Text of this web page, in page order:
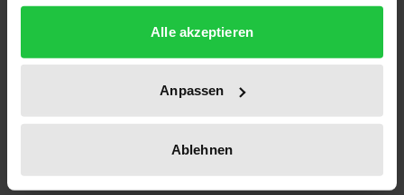
gesammelt haben.
Alle akzeptieren
Anpassen
Ablehnen
Publication Date
Year of Publication
1990